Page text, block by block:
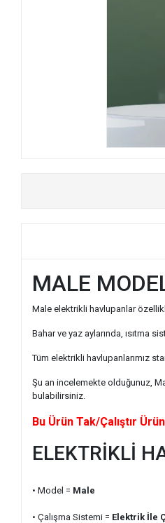
MALE
Male elektrikli havlupanlar
Bahar ve yaz aylarında, ısıtma
Tüm elektrikli havlupanlarımız
Şu an incelemekte olduğunuz,
bulabilirsiniz.
Bu Ürün Tak/Çalıştır
ELEKTRİKLİ
• Model = Male
• Çalışma Sistemi = Elektrik İle